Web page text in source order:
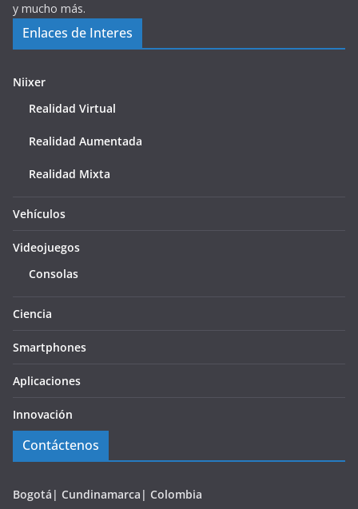
y mucho más.
Enlaces de Interes
Niixer
Realidad Virtual
Realidad Aumentada
Realidad Mixta
Vehículos
Videojuegos
Consolas
Ciencia
Smartphones
Aplicaciones
Innovación
Contáctenos
Bogotá| Cundinamarca| Colombia